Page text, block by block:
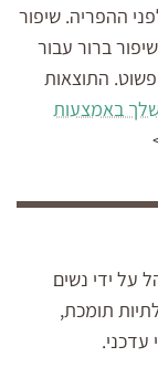
ההפריה. שיפור
ברור עבור
התוצאות
באמצעות
על ידי נשים
תומכת,
עדכני.